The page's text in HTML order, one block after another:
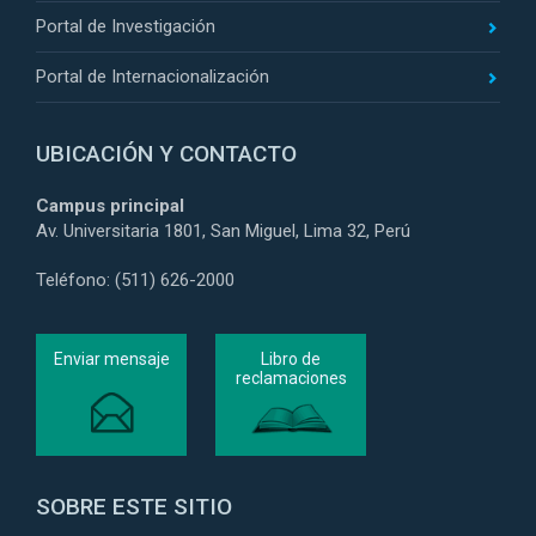
Portal de Investigación
Portal de Internacionalización
UBICACIÓN Y CONTACTO
Campus principal
Av. Universitaria 1801, San Miguel, Lima 32, Perú
Teléfono: (511) 626-2000
Enviar mensaje
Libro de
reclamaciones
SOBRE ESTE SITIO